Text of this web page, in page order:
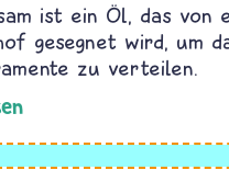
ist ein Öl, das von
gesegnet wird, um
zu verteilen.